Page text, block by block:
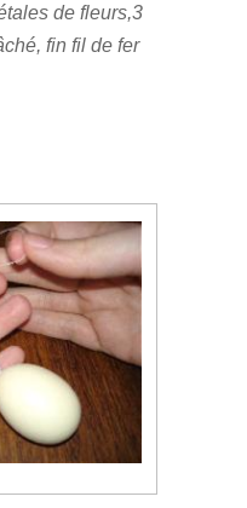
de fleurs,3
fin fil de fer